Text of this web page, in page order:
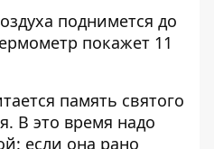
поднимется до
покажет 11
память святого
В это время надо
если она рано